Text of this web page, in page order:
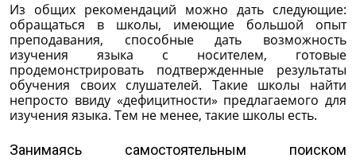
Из общих рекомендаций можно дать следующие:
обращаться в школы, имеющие большой опыт
преподавания, способные дать возможность
изучения языка с носителем, готовые
продемонстрировать подтвержденные результаты
обучения своих слушателей. Такие школы найти
непросто ввиду «дефицитности» предлагаемого для
изучения языка. Тем не менее, такие школы есть.
Занимаясь самостоятельным поиском